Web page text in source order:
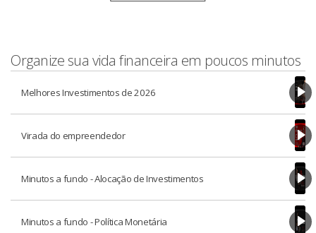
Organize sua vida financeira em poucos minutos
Melhores Investimentos de 2026
Virada do empreendedor
Minutos a fundo - Alocação de Investimentos
Minutos a fundo - Política Monetária